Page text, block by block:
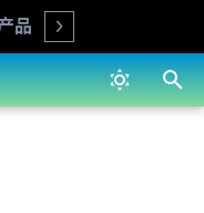
品
Open